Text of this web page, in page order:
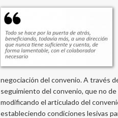
nómina
de
negociación del convenio. A través
seguimiento del convenio, que no
modificando el articulado del
estableciendo condiciones lesivas